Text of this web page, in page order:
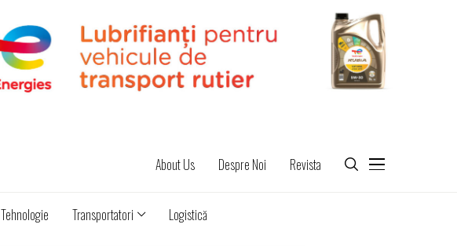
About Us Despre Noi Revista
Tehnologie Transportatori Logistică